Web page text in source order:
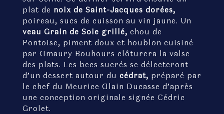
plat de noix de Saint-Jacques dorées,
poireau, sucs de cuisson au vin jaune. Un
veau Grain de Soie grillé, chou de
Pontoise, piment doux et houblon cuisiné
par Amaury Bouhours clôturera la valse
des plats. Les becs sucrés se délecteront
d’un dessert autour du cédrat, préparé par
le chef du Meurice Alain Ducasse d’après
une conception originale signée Cédric
Grolet.